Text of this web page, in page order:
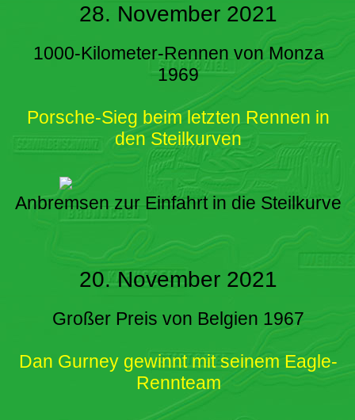
28. November 2021
1000-Kilometer-Rennen von Monza
1969
Porsche-Sieg beim letzten Rennen in
den Steilkurven
Anbremsen zur Einfahrt in die Steilkurve
20. November 2021
Großer Preis von Belgien 1967
Dan Gurney gewinnt mit seinem Eagle-
Rennteam